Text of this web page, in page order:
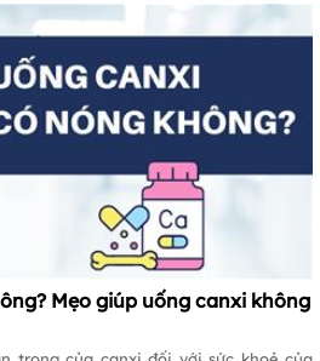
Mẹo giúp uống canxi không